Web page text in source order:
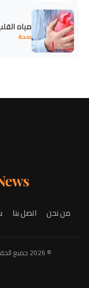
مياه
صحة
من نحن اتصل بنا
© 2026 جميع الحقوق محفوظة لـ